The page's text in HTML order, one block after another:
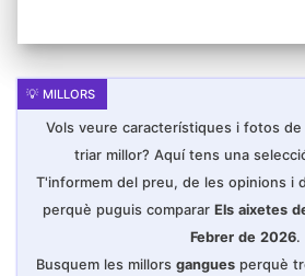
respectuós amb el medi
l'acumulació de calç.
prim en forma de L,
perfectament a
d'aigua, malgrat l'altura, és
fins i tot les olles grans
Per a la teva salut: les
la temperatura, insípides i
està feta d'acer inoxidable
Vols veure característiques i fotos
triar millor? Aquí tens una
T'informem del preu, de les opinions i
perquè puguis comparar Els aixetes
Febrer de 2026.
Busquem les millors ganguesperquè